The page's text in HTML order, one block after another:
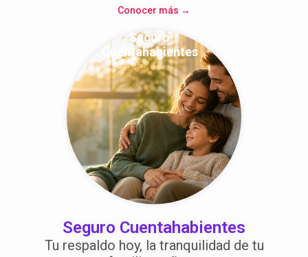
Conocer más →
Seguro
Cuentahabientes
Seguro Cuentahabientes
Tu respaldo hoy, la tranquilidad de tu